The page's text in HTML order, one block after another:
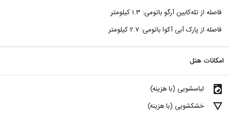
فاصله از تله‌کابین آرگو باتومی: ۱.۳ کیلومتر
فاصله از پارک آبی آکوا باتومی: ۲.۷ کیلومتر
امکانات هتل
local_laundry_service لباسشویی (با هزینه)
details خشکشویی (با هزینه)